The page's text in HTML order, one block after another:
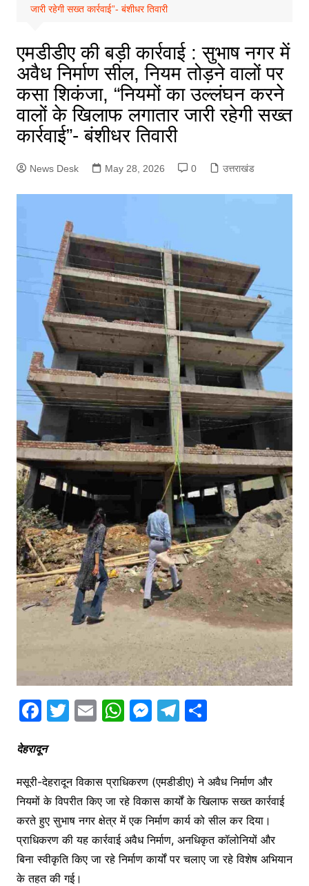
जारी रहेगी सख्त कार्रवाई”- बंशीधर तिवारी
एमडीडीए की बड़ी कार्रवाई : सुभाष नगर में
अवैध निर्माण सील, नियम तोड़ने वालों पर
कसा शिकंजा, “नियमों का उल्लंघन करने
वालों के खिलाफ लगातार जारी रहेगी सख्त
कार्रवाई”- बंशीधर तिवारी
News Desk May 28, 2026 0 उत्तराखंड
F
c
e
b
o
o
k
T
er
E
l
W
s
A
p
p
M
s
e
n
g
er
T
gr
a
m
S
e
देहरादून
मसूरी-देहरादून विकास प्राधिकरण (एमडीडीए) ने अवैध निर्माण और
नियमों के विपरीत किए जा रहे विकास कार्यों के खिलाफ सख्त कार्रवाई
करते हुए सुभाष नगर क्षेत्र में एक निर्माण कार्य को सील कर दिया।
प्राधिकरण की यह कार्रवाई अवैध निर्माण, अनधिकृत कॉलोनियों और
बिना स्वीकृति किए जा रहे निर्माण कार्यों पर चलाए जा रहे विशेष अभियान
के तहत की गई।